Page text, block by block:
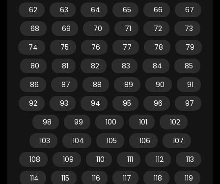
62
63 64 65 66
67
68
69 70 71 72
73
74
75 76 77 78
79
80
81 82 83 84
85
86
87 88 89 90
91
92
93 94 95 96
97
98
99 100 101
102
103
104 105 106
107
108
109 110 111 112
113
114
115 116 117 118
119